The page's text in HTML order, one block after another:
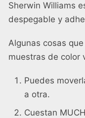
Sherwin Williams
despegable y
Algunas cosas
muestras de color
Puedes
a otra.
Cuestan